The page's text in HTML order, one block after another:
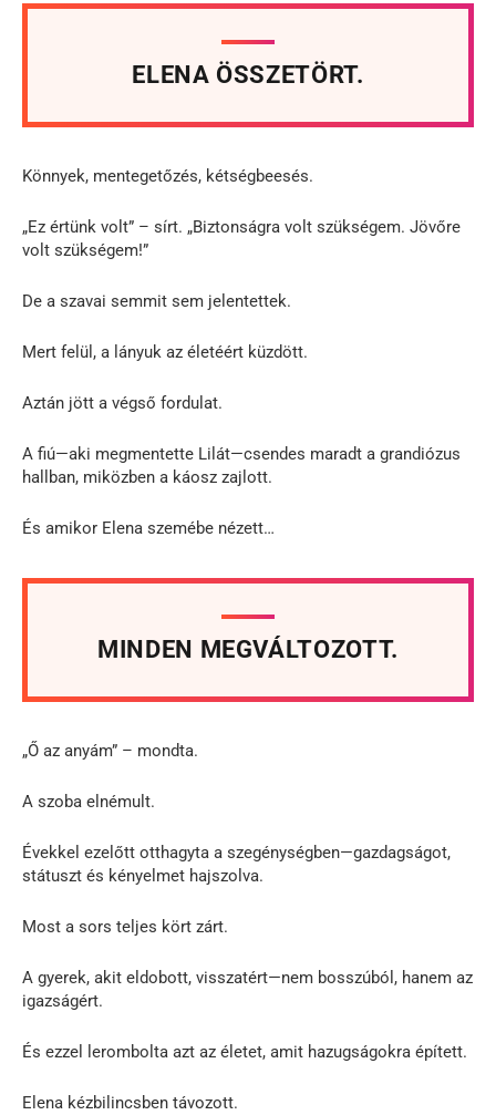
ELENA ÖSSZETÖRT.
Könnyek, mentegetőzés, kétségbeesés.
„Ez értünk volt” – sírt. „Biztonságra volt szükségem. Jövőre
volt szükségem!”
De a szavai semmit sem jelentettek.
Mert felül, a lányuk az életéért küzdött.
Aztán jött a végső fordulat.
A fiú—aki megmentette Lilát—csendes maradt a grandiózus
hallban, miközben a káosz zajlott.
És amikor Elena szemébe nézett…
MINDEN MEGVÁLTOZOTT.
„Ő az anyám” – mondta.
A szoba elnémult.
Évekkel ezelőtt otthagyta a szegénységben—gazdagságot,
státuszt és kényelmet hajszolva.
Most a sors teljes kört zárt.
A gyerek, akit eldobott, visszatért—nem bosszúból, hanem az
igazságért.
És ezzel lerombolta azt az életet, amit hazugságokra épített.
Elena kézbilincsben távozott.